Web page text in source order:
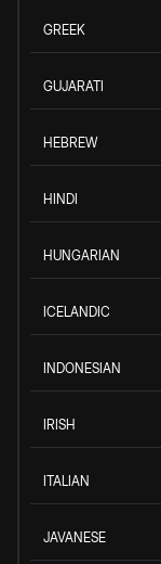
GREEK
GUJARATI
HEBREW
HINDI
HUNGARIAN
ICELANDIC
INDONESIAN
IRISH
ITALIAN
JAVANESE